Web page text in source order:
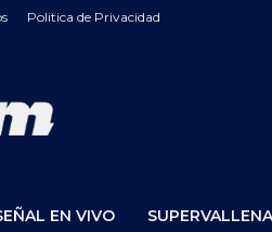
Politica de Privacidad
EN VIVO